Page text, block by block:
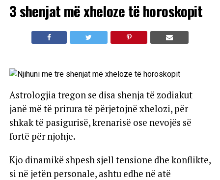
3 shenjat më xheloze të horoskopit
Astrologjia tregon se disa shenja të zodiakut
janë më të prirura të përjetojnë xhelozi, për
shkak të pasigurisë, krenarisë ose nevojës së
fortë për njohje.
Kjo dinamikë shpesh sjell tensione dhe konflikte,
si në jetën personale, ashtu edhe në atë